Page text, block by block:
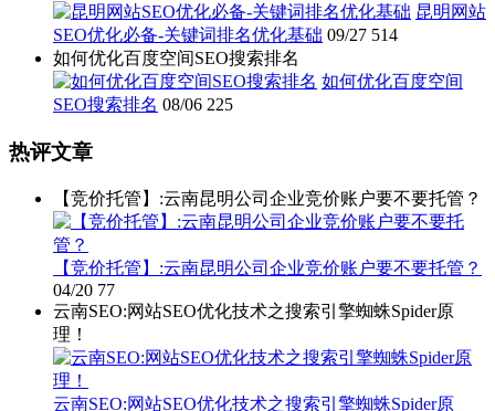
昆明网站
SEO优化必备-关键词排名优化基础 09/27 514
如何优化百度空间SEO搜索排名
如何优化百度空间
SEO搜索排名 08/06 225
热评文章
【竞价托管】:云南昆明公司企业竞价账户要不要托管？
【竞价托管】:云南昆明公司企业竞价账户要不要托管？
04/20 77
云南SEO:网站SEO优化技术之搜索引擎蜘蛛Spider原
理！
云南SEO:网站SEO优化技术之搜索引擎蜘蛛Spider原